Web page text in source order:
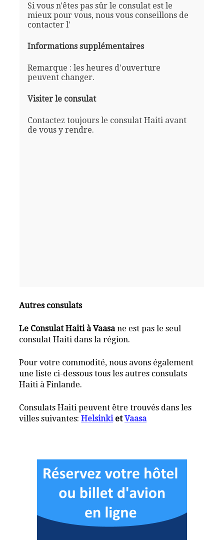
Si vous n'êtes pas sûr le consulat est le
mieux pour vous, nous vous conseillons de
contacter l'
Informations supplémentaires
Remarque : les heures d'ouverture
peuvent changer.
Visiter le consulat
Contactez toujours le consulat Haiti avant
de vous y rendre.
Autres consulats
Le Consulat Haiti à Vaasane est pas le seul
consulat Haiti dans la région.
Pour votre commodité, nous avons également
une liste ci-dessous tous les autres consulats
Haiti à Finlande.
Consulats Haiti peuvent être trouvés dans les
villes suivantes:HelsinkietVaasa